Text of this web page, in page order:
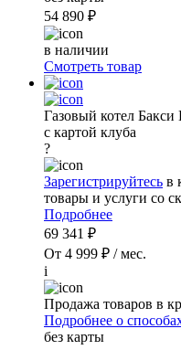
54 890 ₽
в наличии
Смотреть товар
Газовый котел
с картой клуба
?
Зарегистрируйтесь в
товары и услуги со
Подробнее
69 341 ₽
От 4 999 ₽ / мес.
i
Продажа товаров в
Подробнее о
без карты